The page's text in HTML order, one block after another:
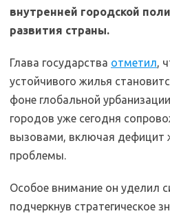
внутренней городской
развития страны.
Глава государства отметил,
устойчивого жилья
фоне глобальной
городов уже сегодня
вызовами, включая дефицит
проблемы.
Особое внимание он уделил
подчеркнув стратегическое